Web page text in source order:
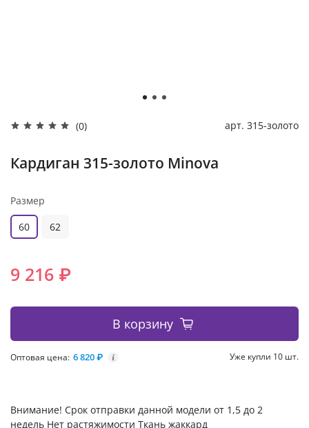
(0) арт. 315-золото
Кардиган 315-золото Minova
Размер
60
62
9 216 ₽
В корзину
Оптовая цена: 6 820 ₽ i Уже купли 10 шт.
Внимание! Срок отправки данной модели от 1,5 до 2
недель Нет растяжимости Ткань жаккард